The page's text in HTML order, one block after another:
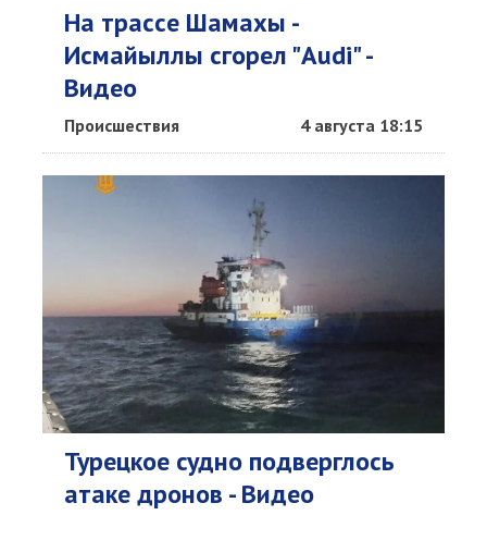
На трассе Шамахы -
Исмайыллы сгорел "Audi" -
Видео
Происшествия 4 августа 18:15
Турецкое судно подверглось
атаке дронов - Видео